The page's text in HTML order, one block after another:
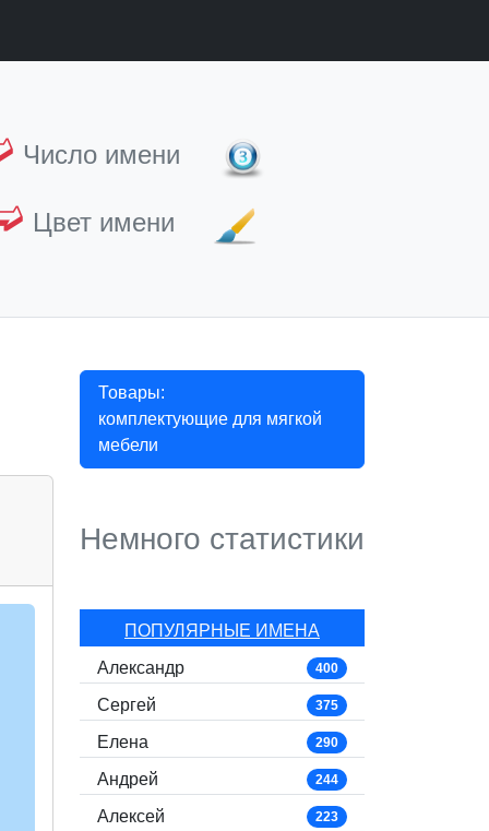
Число имени
Цвет имени
Товары:
комплектующие для мягкой
мебели
Немного статистики
ПОПУЛЯРНЫЕ ИМЕНА
Александр
400
Сергей 375
Елена 290
Андрей 244
Алексей 223